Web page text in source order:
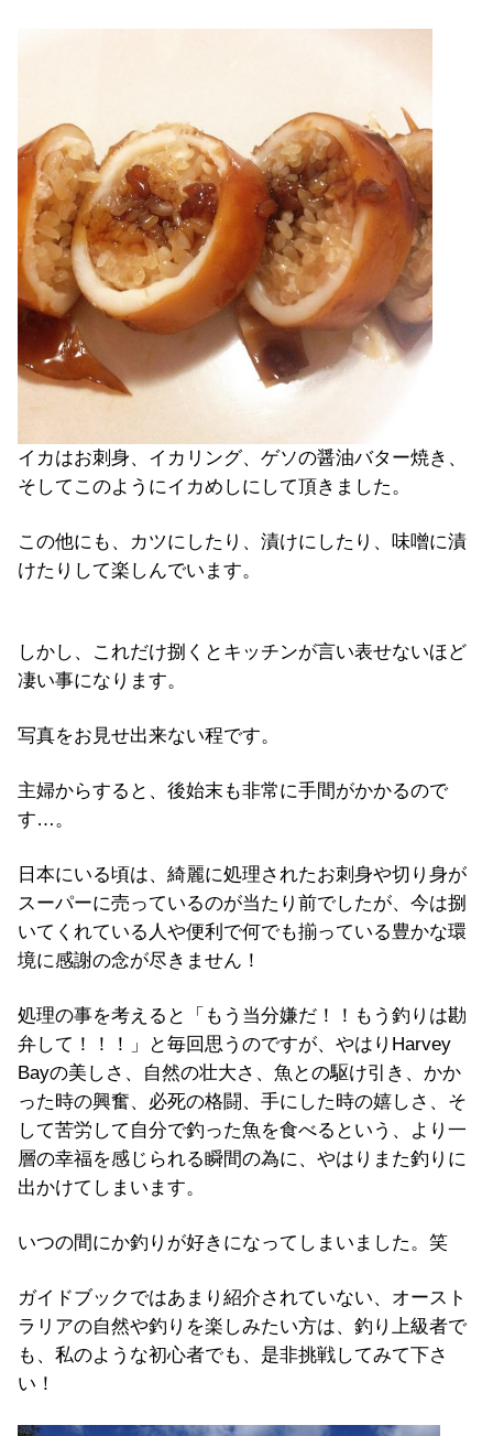
イカはお刺身、イカリング、ゲソの醤油バター焼き、
そしてこのようにイカめしにして頂きました。
この他にも、カツにしたり、漬けにしたり、味噌に漬
けたりして楽しんでいます。
しかし、これだけ捌くとキッチンが言い表せないほど
凄い事になります。
写真をお見せ出来ない程です。
主婦からすると、後始末も非常に手間がかかるので
す…。
日本にいる頃は、綺麗に処理されたお刺身や切り身が
スーパーに売っているのが当たり前でしたが、今は捌
いてくれている人や便利で何でも揃っている豊かな環
境に感謝の念が尽きません！
処理の事を考えると「もう当分嫌だ！！もう釣りは勘
弁して！！！」と毎回思うのですが、やはりHarvey
Bayの美しさ、自然の壮大さ、魚との駆け引き、かか
った時の興奮、必死の格闘、手にした時の嬉しさ、そ
して苦労して自分で釣った魚を食べるという、より一
層の幸福を感じられる瞬間の為に、やはりまた釣りに
出かけてしまいます。
いつの間にか釣りが好きになってしまいました。笑
ガイドブックではあまり紹介されていない、オースト
ラリアの自然や釣りを楽しみたい方は、釣り上級者で
も、私のような初心者でも、是非挑戦してみて下さ
い！